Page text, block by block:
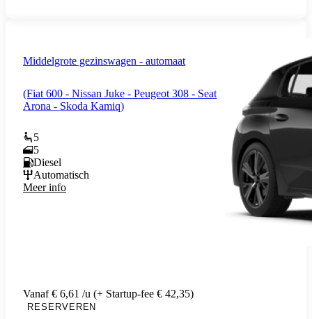
Middelgrote gezinswagen - automaat
(Fiat 600 - Nissan Juke - Peugeot 308 - Seat
Arona - Skoda Kamiq)
5
5
Diesel
Automatisch
Meer info
Vanaf € 6,61 /u (+ Startup-fee € 42,35)
RESERVEREN